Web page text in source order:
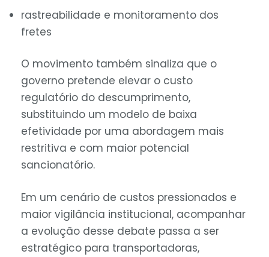
rastreabilidade e monitoramento dos
fretes
O movimento também sinaliza que o
governo pretende elevar o custo
regulatório do descumprimento,
substituindo um modelo de baixa
efetividade por uma abordagem mais
restritiva e com maior potencial
sancionatório.
Em um cenário de custos pressionados e
maior vigilância institucional, acompanhar
a evolução desse debate passa a ser
estratégico para transportadoras,